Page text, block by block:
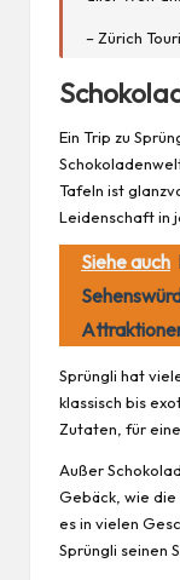
– Zürich
Ein Trip zu
Tafeln ist
Leidenschaft in
Siehe auch
Sprüngli hat
klassisch bis
Zutaten, für
Außer
Gebäck, wie die
es in vielen
Sprüngli seinen